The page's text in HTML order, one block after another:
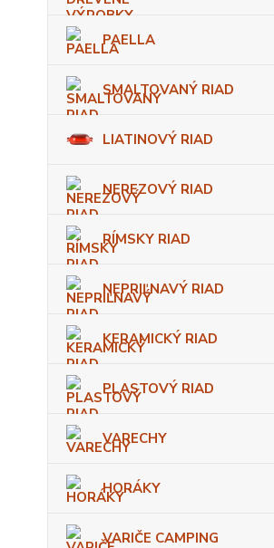
PAELLA
SMALTOVANÝ RIAD
LIATINOVÝ RIAD
NEREZOVÝ RIAD
RÍMSKY RIAD
NEPRIĽNAVÝ RIAD
KERAMICKÝ RIAD
PLASTOVÝ RIAD
VARECHY
HORÁKY
VARIČE CAMPING